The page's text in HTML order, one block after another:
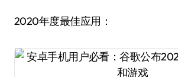
2020年度最佳应用：